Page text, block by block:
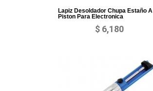
Lapiz Desoldador Chupa Estaño A
Piston Para Electronica
$ 6,180